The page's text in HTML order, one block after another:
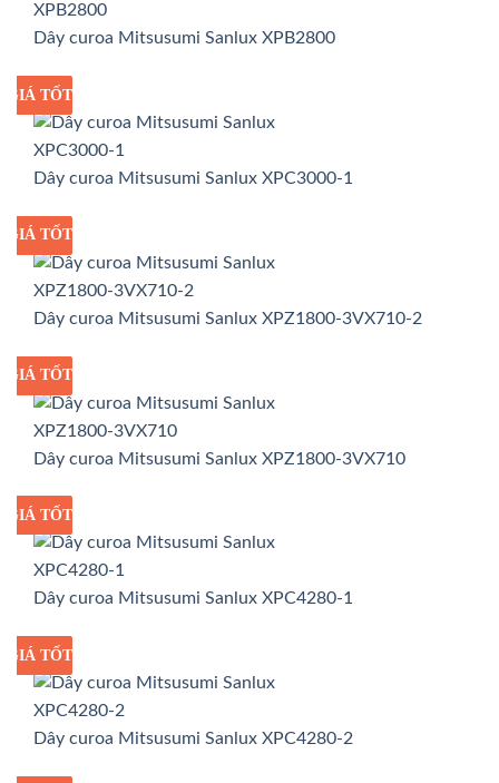
Dây curoa Mitsusumi Sanlux XPB2800
GIÁ SỈ
GIÁ TỐT
Dây curoa Mitsusumi Sanlux XPC3000-1
GIÁ SỈ
GIÁ TỐT
Dây curoa Mitsusumi Sanlux XPZ1800-3VX710-2
GIÁ SỈ
GIÁ TỐT
Dây curoa Mitsusumi Sanlux XPZ1800-3VX710
GIÁ SỈ
GIÁ TỐT
Dây curoa Mitsusumi Sanlux XPC4280-1
GIÁ SỈ
GIÁ TỐT
Dây curoa Mitsusumi Sanlux XPC4280-2